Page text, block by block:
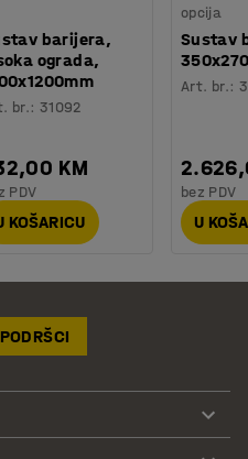
barijera,
ograda,
br.: 31092
KM
PDV
KOŠARICU
opcija
Sustav
Art. br.:
bez PDV
U